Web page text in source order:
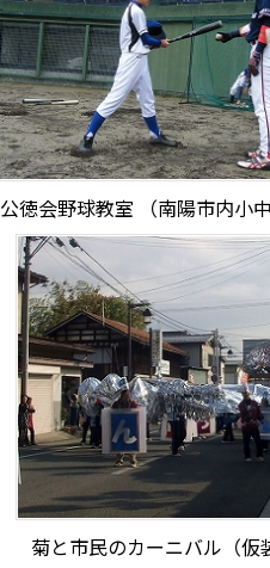
公徳会野球教室 （南陽市内小中
菊と市民のカーニバル（仮